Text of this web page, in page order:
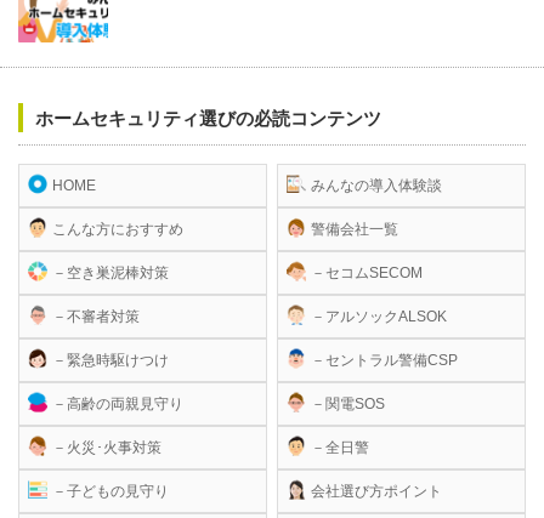
ホームセキュリティ選びの必読コンテンツ
HOME
こんな方におすすめ
－空き巣泥棒対策
－不審者対策
－緊急時駆けつけ
－高齢の両親見守り
－火災･火事対策
－子どもの見守り
みんなの導入体験談
警備会社一覧
－セコムSECOM
－アルソックALSOK
－セントラル警備CSP
－関電SOS
－全日警
会社選び方ポイント